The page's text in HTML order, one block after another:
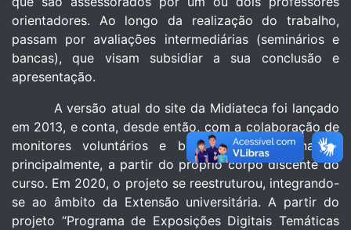
orientadores. Ao longo da realização do trabalho,
passam por avaliações intermediárias (seminários e
bancas), que visam subsidiar a sua conclusão e
apresentação.
A versão atual do site da Midiateca foi lançado
em 2013, e conta, desde então, com a colaboração de
monitores voluntários e bolsistas – selecionados,
principalmente, a partir do próprio corpo discente do
curso. Em 2020, o projeto se reestruturou, integrando-
se ao âmbito da Extensão universitária. A partir do
projeto “Programa de Exposições Digitais Temáticas